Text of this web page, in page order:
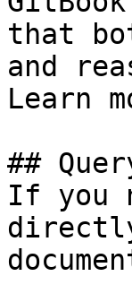
that
and
Learn
##
If you